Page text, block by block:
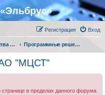
Вход
Регистрация
Форум Сообщества Эльбрус Программные решения АО "МЦСТ"
АО "МЦСТ"
в пределах данного форума.